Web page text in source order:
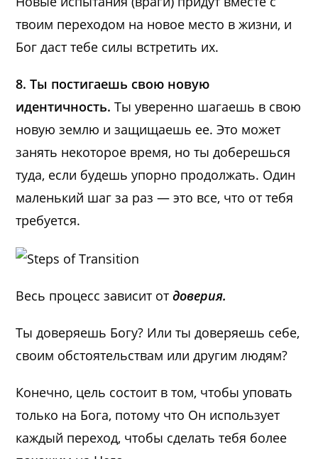
твоим переходом на новое место в жизни, и
Бог даст тебе силы встретить их.
8. Ты постигаешь свою новую
идентичность. Ты уверенно шагаешь в свою
новую землю и защищаешь ее. Это может
занять некоторое время, но ты доберешься
туда, если будешь упорно продолжать. Один
маленький шаг за раз — это все, что от тебя
требуется.
Весь процесс зависит отдоверия.
Ты доверяешь Богу? Или ты доверяешь себе,
своим обстоятельствам или другим людям?
Конечно, цель состоит в том, чтобы уповать
только на Бога, потому что Он использует
каждый переход, чтобы сделать тебя более